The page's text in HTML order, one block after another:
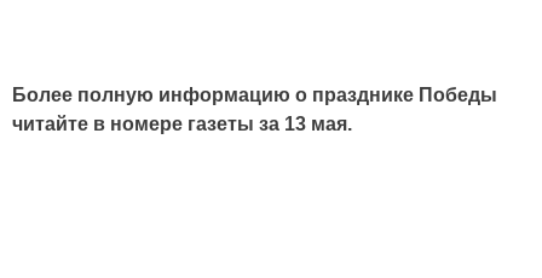
Более полную информацию о празднике Победы
читайте в номере газеты за 13 мая.